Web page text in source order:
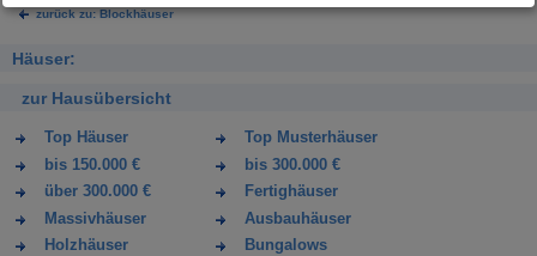
zurück zu: Blockhäuser
Häuser:
zur Hausübersicht
Top Häuser
Top Musterhäuser
bis 150.000 €
bis 300.000 €
über 300.000 €
Fertighäuser
Massivhäuser
Ausbauhäuser
Holzhäuser
Bungalows